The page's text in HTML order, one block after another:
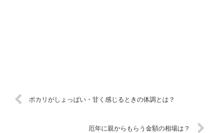
ポカリがしょっぱい・甘く感じるときの体調とは？
厄年に親からもらう金額の相場は？